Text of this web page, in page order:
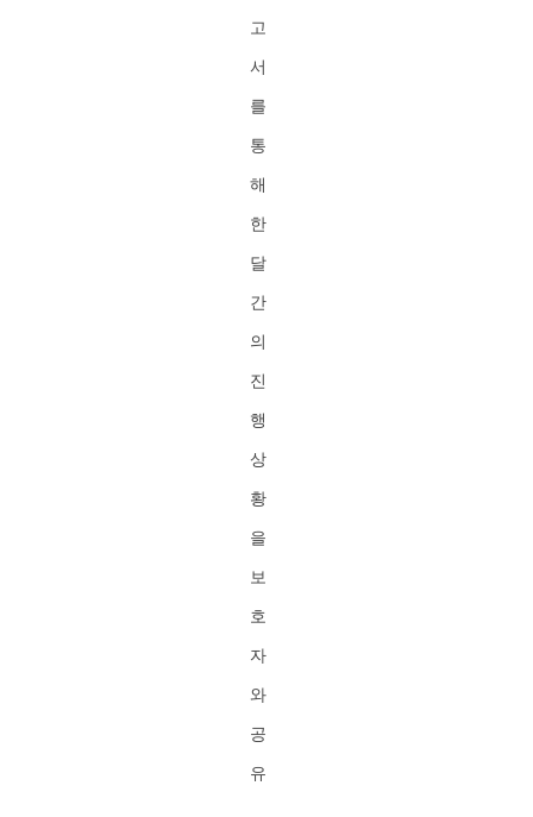
고
서
를
통
해
한
달
간
의
진
행
상
황
을
보
호
자
와
공
유